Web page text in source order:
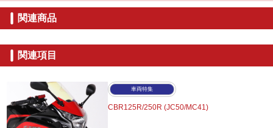
関連商品
関連項目
車両特集
CBR125R/250R (JC50/MC41)